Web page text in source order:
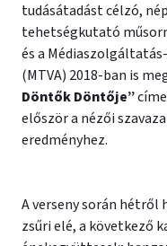
tudásátadást célzó,
tehetségkutató
és a
(MTVA) 2018-ban is
Döntők Döntője”
először a nézői
eredményhez.
A verseny során hétről
zsűri elé, a következő